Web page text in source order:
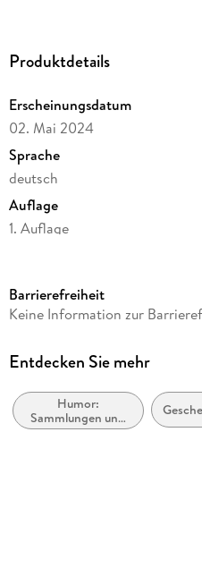
Krisensituation, z. B. den
Eltern-Typen, Elternabend-
niemals sagen sollte
Lustiges Geschenk für alle
Schulkindern, denn der
bestimmt!
Produktdetails
Erscheinungsdatum
02. Mai 2024
Sprache
deutsch
Auflage
1. Auflage
Autor/Autorin
Illustrationen
Verlag/Hersteller
Pattloch Geschenkbuch
Barrierefreiheit
Keine Information zur
Entdecken Sie mehr
Humor:
Sammlungen und
Anthologien